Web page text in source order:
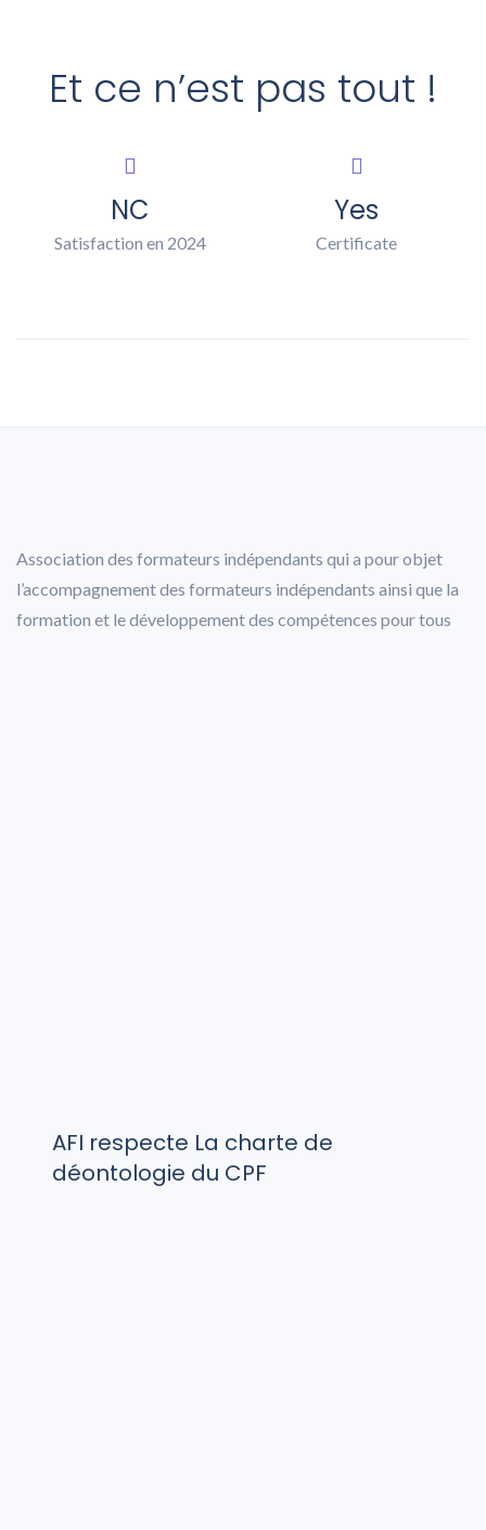
Et ce n’est pas tout !
NC
Satisfaction en 2024
Yes
Certificate
Association des formateurs indépendants qui a pour objet
l’accompagnement des formateurs indépendants ainsi que la
formation et le développement des compétences pour tous
AFI respecte La charte de
déontologie du CPF